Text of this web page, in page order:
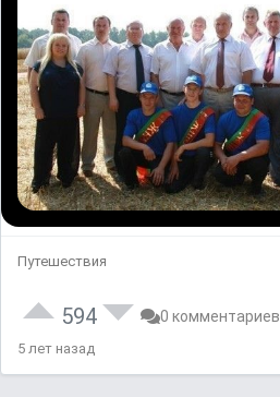
Путешествия
594 0 комментариев
5 лет назад